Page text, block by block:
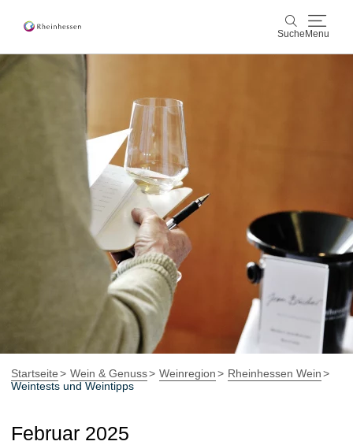
Suche Menu
Aktiv & Natur
Kultur & Städte
Veranstaltungen
Buchung & Service
Rheinhessen-Blog
Startseite Wein & Genuss Weinregion
Rheinhessen Wein
Weintests und Weintipps
Februar 2025